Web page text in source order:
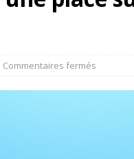
Commentaires fermés